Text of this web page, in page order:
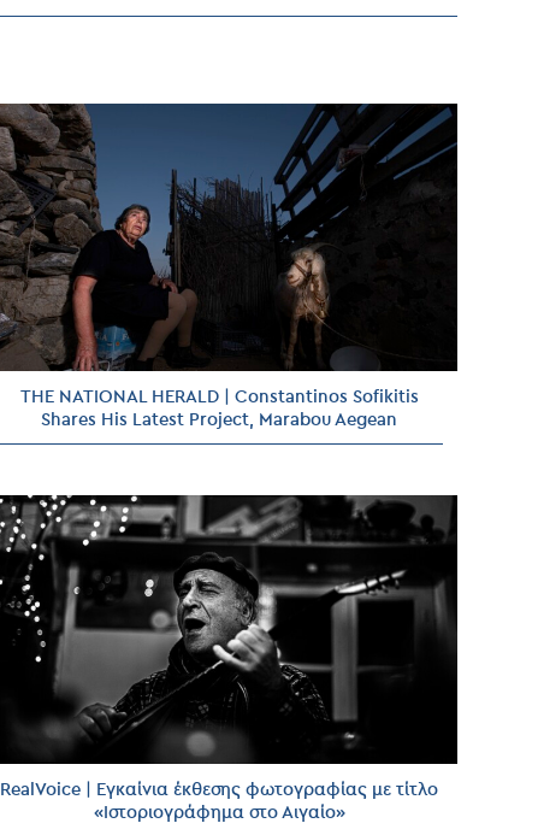
new
new
new
new
new
THE NATIONAL HERALD | Constantinos Sofikitis
Shares His Latest Project, Marabou Aegean
RealVoice | Εγκαίνια έκθεσης φωτογραφίας με τίτλο
«Ιστοριογράφημα στο Αιγαίο»